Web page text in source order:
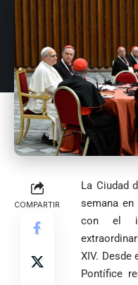
COMPARTIR
La Ciudad
semana
con el
XIV. Desde
Pontífice